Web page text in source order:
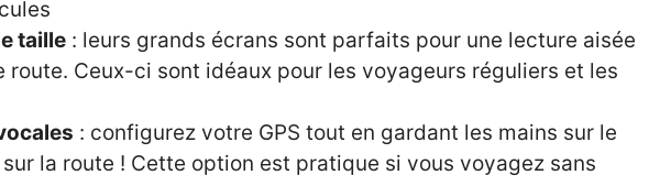
taille : leurs grands écrans sont parfaits pour une lecture aisée
route. Ceux-ci sont idéaux pour les voyageurs réguliers et les
: configurez votre GPS tout en gardant les mains sur le
la route ! Cette option est pratique si vous voyagez sans